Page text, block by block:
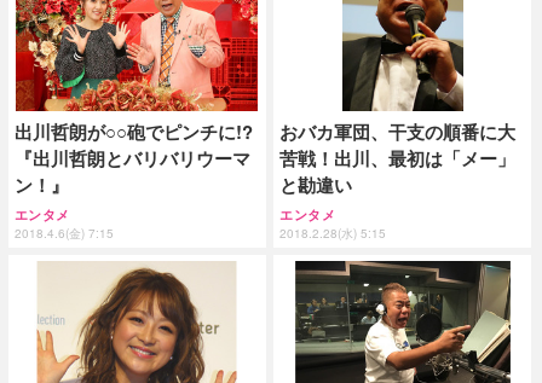
出川哲朗が○○砲でピンチに!?
『出川哲朗とバリバリウーマ
ン！』
エンタメ
2018.4.6(金) 7:15
おバカ軍団、干支の順番に大
苦戦！出川、最初は「メー」
と勘違い
エンタメ
2018.2.28(水) 5:15